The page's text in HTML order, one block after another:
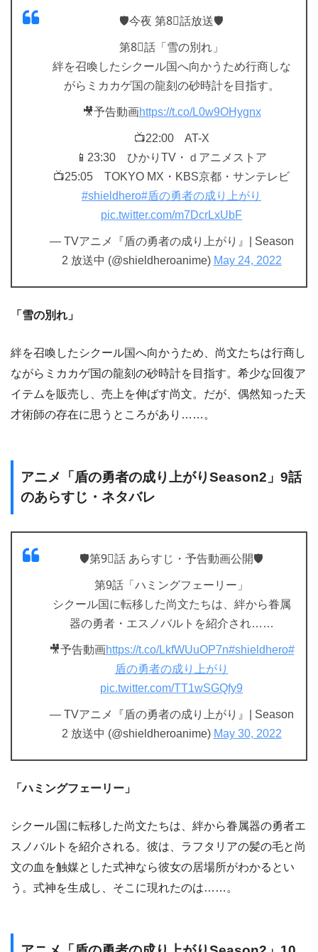
🛡️今夜 第8⃣話放送🛡️
第8⃣話「雪の別れ」
絆を召喚したシクール国へ向かうため行商しな
がらミカカゲ国の龍刻の砂時計を目指す。
🎥予告動画https://t.co/L0w9OHygnx
📺22:00 AT-X
📱23:30 ひかりTV・ｄアニメストア
📺25:05 TOKYO MX・KBS京都・サンテレビ
#shieldhero#盾の勇者の成り上がり
pic.twitter.com/m7DcrLxUbF
— TVアニメ『盾の勇者の成り上がり』| Season
2 放送中 (@shieldheroanime) May 24, 2022
「雪の別れ」
絆を召喚したシクール国へ向かうため、尚文たちは行商し
ながらミカカゲ国の龍刻の砂時計を目指す。希少な回復ア
イテムを販売し、売上を伸ばす尚文。だが、偶然知った天
才術師の存在に思うところがあり……。
アニメ「盾の勇者の成り上がりSeason2」9話
のあらすじ・ネタバレ
🛡️第9⃣話 あらすじ・予告動画公開🛡️
第9話「ハミングフェーリー」
シクール国に転移した尚文たちは、絆から眷属
器の勇者・エスノバルトを紹介され……
🎥予告動画https://t.co/LkfWUuOP7n#shieldhero#
盾の勇者の成り上がり
pic.twitter.com/TT1wSGQfy9
— TVアニメ『盾の勇者の成り上がり』| Season
2 放送中 (@shieldheroanime) May 30, 2022
「ハミングフェーリー」
シクール国に転移した尚文たちは、絆から眷属器の勇者エ
スノバルトを紹介される。彼は、ラフタリアの髪の毛と尚
文の血を触媒とした式神なら彼女の居場所がわかるとい
う。式神を生成し、そこに現れたのは……。